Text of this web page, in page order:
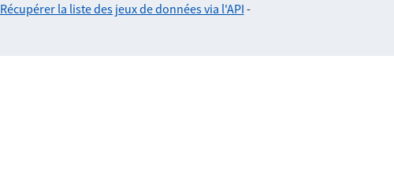
Récupérer la liste des jeux de données via l'API -